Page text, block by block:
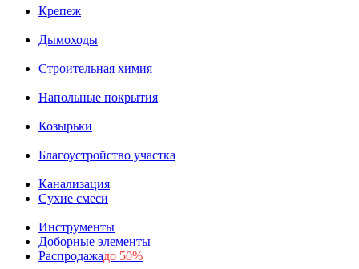
Крепеж
Дымоходы
Строительная химия
Напольные покрытия
Козырьки
Благоустройство участка
Канализация
Сухие смеси
Инструменты
Доборные элементы
Распродажадо 50%